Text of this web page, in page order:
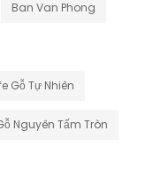
Ban Van Phong
Gỗ Tự Nhiên
Nguyên Tấm Tròn